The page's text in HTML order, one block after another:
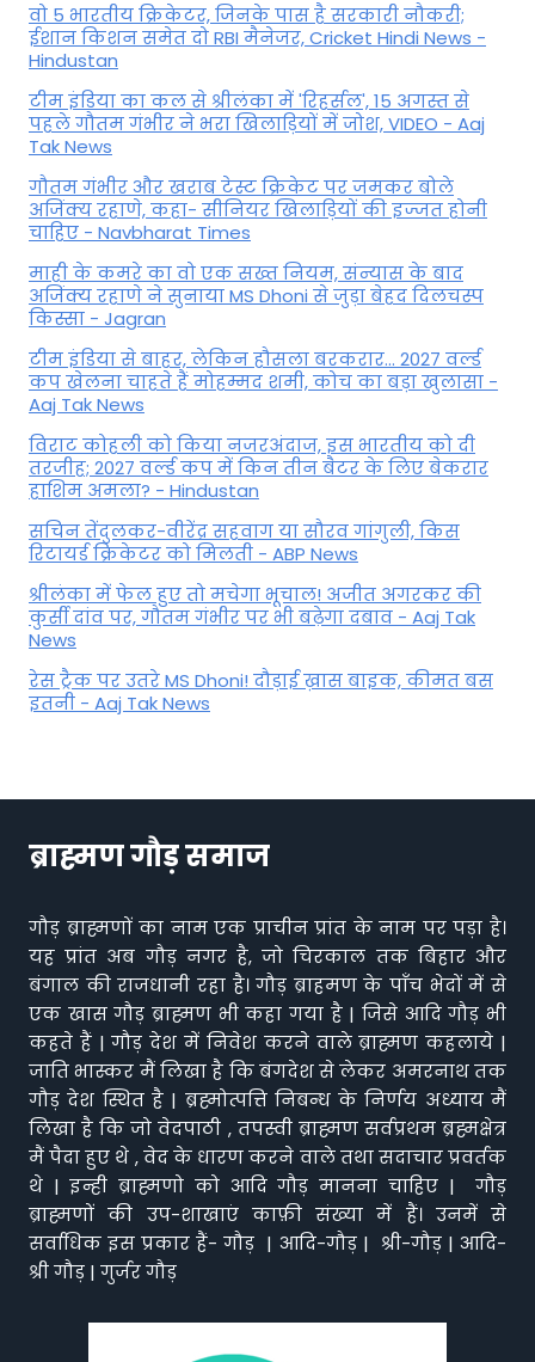
वो 5 भारतीय क्रिकेटर, जिनके पास है सरकारी नौकरी;
ईशान किशन समेत दो RBI मैनेजर, Cricket Hindi News -
Hindustan
टीम इंडिया का कल से श्रीलंका में 'रिहर्सल', 15 अगस्त से
पहले गौतम गंभीर ने भरा ख‍िलाड़‍ियों में जोश, VIDEO - Aaj
Tak News
गौतम गंभीर और खराब टेस्ट क्रिकेट पर जमकर बोले
अजिंक्य रहाणे, कहा- सीनियर खिलाड़ियों की इज्जत होनी
चाहिए - Navbharat Times
माही के कमरे का वो एक सख्त नियम, संन्यास के बाद
अजिंक्‍य रहाणे ने सुनाया MS Dhoni से जुड़ा बेहद दिलचस्प
किस्सा - Jagran
टीम इंडिया से बाहर, लेकिन हौसला बरकरार... 2027 वर्ल्ड
कप खेलना चाहते हैं मोहम्मद शमी, कोच का बड़ा खुलासा -
Aaj Tak News
विराट कोहली को किया नजरअंदाज, इस भारतीय को दी
तरजीह; 2027 वर्ल्ड कप में किन तीन बैटर के लिए बेकरार
हाशिम अमला? - Hindustan
सचिन तेंदुलकर-वीरेंद्र सहवाग या सौरव गांगुली, किस
रिटायर्ड क्रिकेटर को मिलती - ABP News
श्रीलंका में फेल हुए तो मचेगा भूचाल! अजीत अगरकर की
कुर्सी दांव पर, गौतम गंभीर पर भी बढ़ेगा दबाव - Aaj Tak
News
रेस ट्रैक पर उतरे MS Dhoni! दौड़ाई ख़ास बाइक, कीमत बस
इतनी - Aaj Tak News
ब्राह्मण गौड़ समाज
गौड़ ब्राह्मणों का नाम एक प्राचीन प्रांत के नाम पर पड़ा है।
यह प्रांत अब गौड़ नगर है, जो चिरकाल तक बिहार और
बंगाल की राजधानी रहा है। गौड़ ब्राहमण के पाँच भेदों में से
एक खास गौड़ ब्राह्मण भी कहा गया है | जिसे आदि गौड़ भी
कहते हैं | गौड़ देश में निवेश करने वाले ब्राह्मण कहलाये |
जाति भास्कर मैं लिखा है कि बंगदेश से लेकर अमरनाथ तक
गौड़ देश स्थित है | ब्रह्मोत्पत्ति निबन्ध के निर्णय अध्याय मैं
लिखा है कि जो वेदपाठी , तपस्वी ब्राह्मण सर्वप्रथम ब्रह्मक्षेत्र
मैं पैदा हुए थे , वेद के धारण करने वाले तथा सदाचार प्रवर्तक
थे | इन्ही ब्राह्मणो को आदि गौड़ मानना चाहिए | गौड़
ब्राह्मणों की उप-शाखाएं काफ़ी संख्या में हैं। उनमें से
सर्वाधिक इस प्रकार हैं- गौड़ | आदि-गौड़ | श्री-गौड़ | आदि-
श्री गौड़ | गुर्जर गौड़